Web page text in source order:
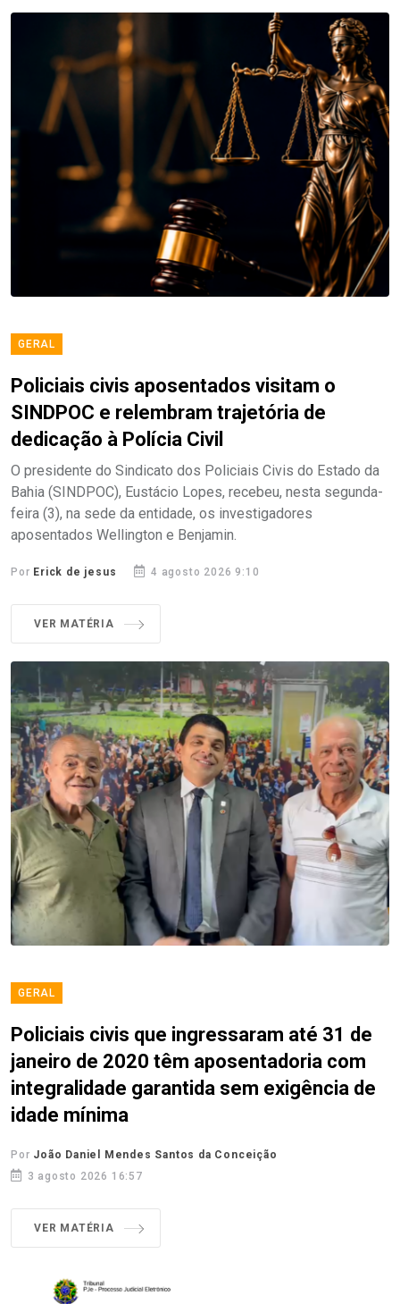
GERAL
Policiais civis aposentados visitam o
SINDPOC e relembram trajetória de
dedicação à Polícia Civil
O presidente do Sindicato dos Policiais Civis do Estado da
Bahia (SINDPOC), Eustácio Lopes, recebeu, nesta segunda-
feira (3), na sede da entidade, os investigadores
aposentados Wellington e Benjamin.
Por Erick de jesus 4 agosto 2026 9:10
VER MATÉRIA
GERAL
Policiais civis que ingressaram até 31 de
janeiro de 2020 têm aposentadoria com
integralidade garantida sem exigência de
idade mínima
Por João Daniel Mendes Santos da Conceição
3 agosto 2026 16:57
VER MATÉRIA